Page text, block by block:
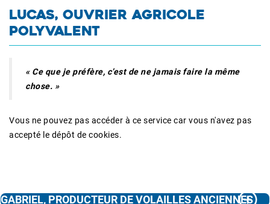
LUCAS, OUVRIER AGRICOLE
POLYVALENT
« Ce que je préfère, c’est de ne jamais faire la même
chose. »
Vous ne pouvez pas accéder à ce service car vous n'avez pas
accepté le dépôt de cookies.
GABRIEL, PRODUCTEUR DE VOLAILLES ANCIENNES